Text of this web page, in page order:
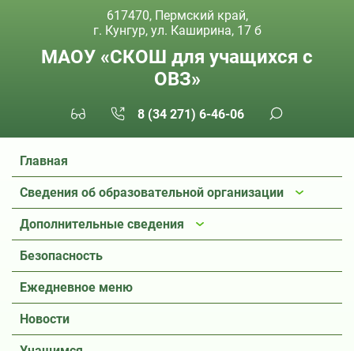
617470, Пермский край,
г. Кунгур, ул. Каширина, 17 б
МАОУ «СКОШ для учащихся с
ОВЗ»
8 (34 271) 6-46-06
Главная
Сведения об образовательной организации
Дополнительные сведения
Безопасность
Ежедневное меню
Новости